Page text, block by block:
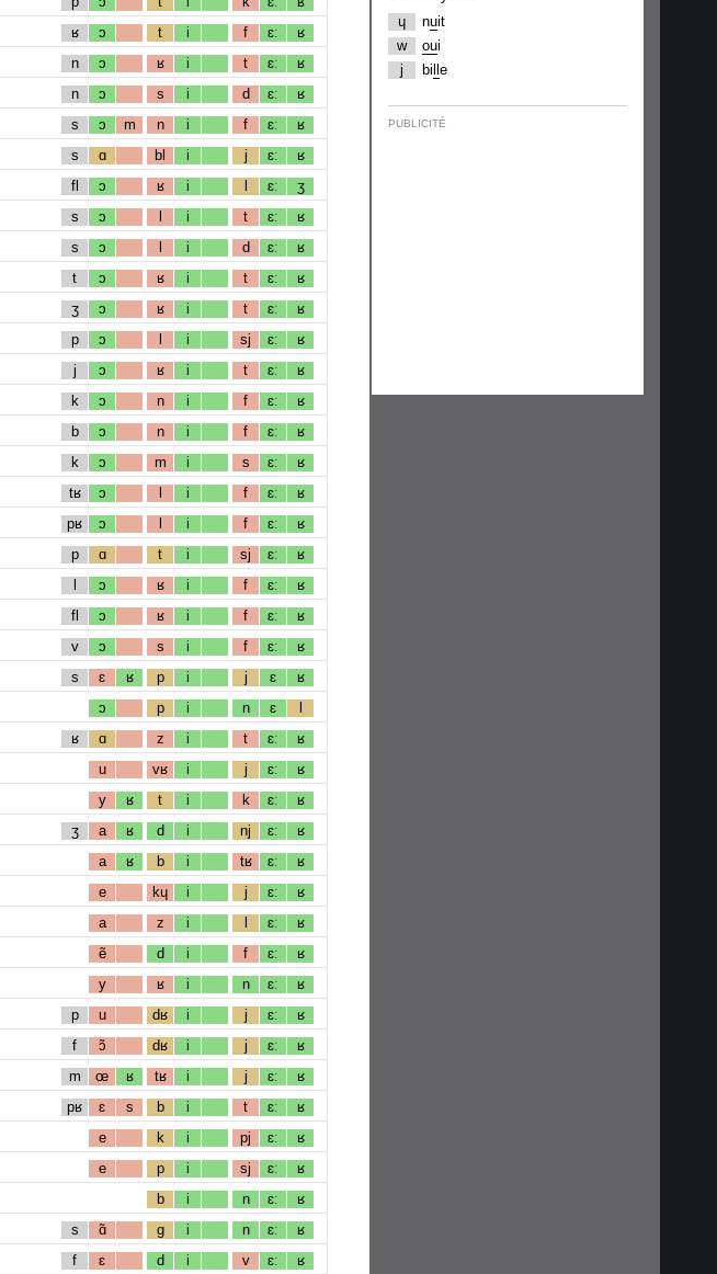
ʁ ɔ t i f ɛː ʁ
n ɔ ʁ i t ɛː ʁ
n ɔ s i d ɛː ʁ
s ɔ m n i f ɛː ʁ
s ɑ bl i j ɛː ʁ
fl ɔ ʁ i l ɛː ʒ
s ɔ l i t ɛː ʁ
s ɔ l i d ɛː ʁ
t ɔ ʁ i t ɛː ʁ
ʒ ɔ ʁ i t ɛː ʁ
p ɔ l i sj ɛː ʁ
j ɔ ʁ i t ɛː ʁ
k ɔ n i f ɛː ʁ
b ɔ n i f ɛː ʁ
k ɔ m i s ɛː ʁ
tʁ ɔ l i f ɛː ʁ
pʁ ɔ l i f ɛː ʁ
p ɑ t i sj ɛː ʁ
l ɔ ʁ i f ɛː ʁ
fl ɔ ʁ i f ɛː ʁ
v ɔ s i f ɛː ʁ
s ɛ ʁ p i j ɛ ʁ
ɔ p i n ɛ l
ʁ ɑ z i t ɛː ʁ
u vʁ i j ɛː ʁ
y ʁ t i k ɛː ʁ
ʒ a ʁ d i nj ɛː ʁ
a ʁ b i tʁ ɛː ʁ
e kɥ i j ɛː ʁ
a z i l ɛː ʁ
ẽ d i f ɛː ʁ
y ʁ i n ɛː ʁ
p u dʁ i j ɛː ʁ
f ɔ̃ dʁ i j ɛː ʁ
m œ ʁ tʁ i j ɛː ʁ
pʁ ɛ s b i t ɛː ʁ
e k i pj ɛː ʁ
e p i sj ɛː ʁ
b i n ɛː ʁ
s ɑ̃ g i n ɛː ʁ
f ɛ d i v ɛː ʁ
ɥ
nuit
w
oui
j
bi e
PUBLICITÉ